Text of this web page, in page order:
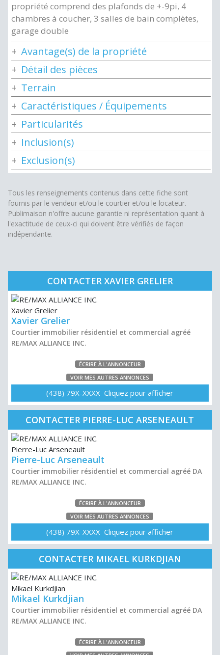
propriété comprend des plafonds de +-9pi, 4
chambres à coucher, 3 salles de bain complètes,
garage double
Avantage(s) de la propriété
Détail des pièces
Terrain
Caractéristiques / Équipements
Particularités
Inclusion(s)
Exclusion(s)
Tous les renseignements contenus dans cette fiche sont
fournis par le vendeur et/ou le courtier et/ou le locateur.
Publimaison n'offre aucune garantie ni représentation quant à
l'exactitude de ceux-ci qui doivent être vérifiés de façon
indépendante.
CONTACTER XAVIER GRELIER
Xavier Grelier
Courtier immobilier résidentiel et commercial agréé
RE/MAX ALLIANCE INC.
ÉCRIRE À L'ANNONCEUR
VOIR MES AUTRES ANNONCES
(438) 79X-XXXX Cliquez pour afficher
CONTACTER PIERRE-LUC ARSENEAULT
Pierre-Luc Arseneault
Courtier immobilier résidentiel et commercial agréé DA
RE/MAX ALLIANCE INC.
ÉCRIRE À L'ANNONCEUR
VOIR MES AUTRES ANNONCES
(438) 79X-XXXX Cliquez pour afficher
CONTACTER MIKAEL KURKDJIAN
Mikael Kurkdjian
Courtier immobilier résidentiel et commercial agréé DA
RE/MAX ALLIANCE INC.
ÉCRIRE À L'ANNONCEUR